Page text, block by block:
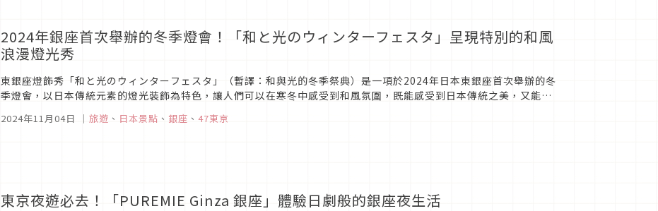
2024年銀座首次舉辦的冬季燈會！「和と光のウィンターフェスタ」呈現特別的和風
浪漫燈光秀
東銀座燈飾秀「和と光のウィンターフェスタ」（暫譯：和與光的冬季祭典）是一項於2024年日本東銀座首次舉辦的冬
季燈會，以日本傳統元素的燈光裝飾為特色，讓人們可以在寒冬中感受到和風氛圍，既能感受到日本傳統之美，又能夠
2024年11月04日 ｜ 旅遊 、 日本景點 、 銀座 、 47東京
東京夜遊必去！「PUREMIE Ginza 銀座」體驗日劇般的銀座夜生活